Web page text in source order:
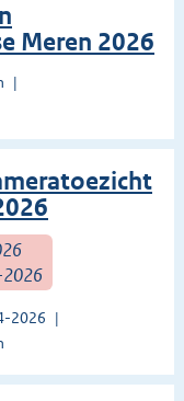
Meren 2026
2026
2026